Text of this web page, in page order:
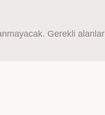
Gerekli alanlar